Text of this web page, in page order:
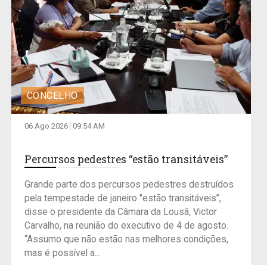
CONCELHO
06 Ago 2026 09:54 AM
Percursos pedestres “estão transitáveis”
Grande parte dos percursos pedestres destruídos
pela tempestade de janeiro "estão transitáveis”,
disse o presidente da Câmara da Lousã, Victor
Carvalho, na reunião do executivo de 4 de agosto.
“Assumo que não estão nas melhores condições,
mas é possível a...